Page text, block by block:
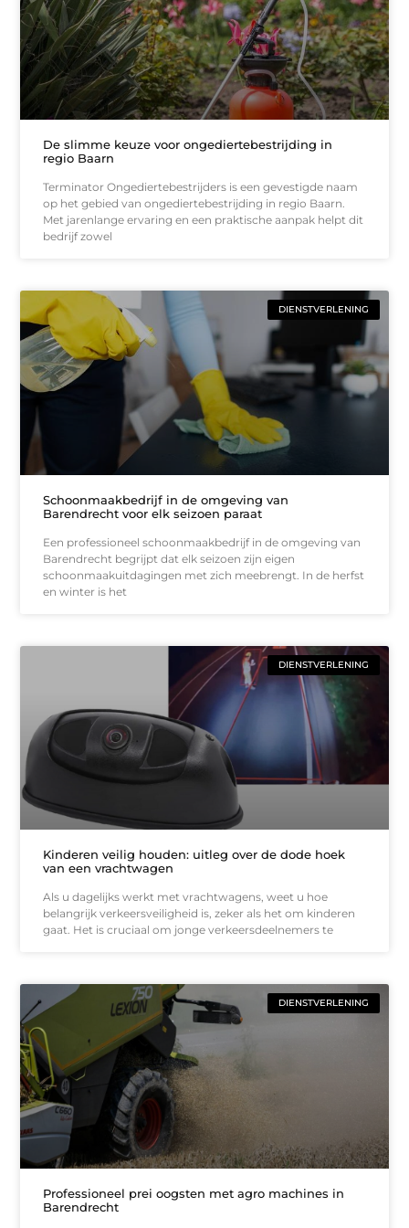
De slimme keuze voor ongediertebestrijding in
regio Baarn
Terminator Ongediertebestrijders is een gevestigde naam
op het gebied van ongediertebestrijding in regio Baarn.
Met jarenlange ervaring en een praktische aanpak helpt dit
bedrijf zowel
DIENSTVERLENING
Schoonmaakbedrijf in de omgeving van
Barendrecht voor elk seizoen paraat
Een professioneel schoonmaakbedrijf in de omgeving van
Barendrecht begrijpt dat elk seizoen zijn eigen
schoonmaakuitdagingen met zich meebrengt. In de herfst
en winter is het
DIENSTVERLENING
Kinderen veilig houden: uitleg over de dode hoek
van een vrachtwagen
Als u dagelijks werkt met vrachtwagens, weet u hoe
belangrijk verkeersveiligheid is, zeker als het om kinderen
gaat. Het is cruciaal om jonge verkeersdeelnemers te
DIENSTVERLENING
Professioneel prei oogsten met agro machines in
Barendrecht